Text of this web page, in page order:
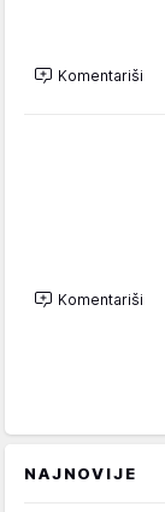
Komentariši
Komentariši
NAJNOVIJE